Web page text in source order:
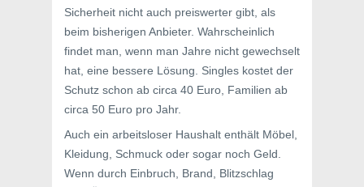
Sicherheit nicht auch preiswerter gibt, als
beim bisherigen Anbieter. Wahrscheinlich
findet man, wenn man Jahre nicht gewechselt
hat, eine bessere Lösung. Singles kostet der
Schutz schon ab circa 40 Euro, Familien ab
circa 50 Euro pro Jahr.
Auch ein arbeitsloser Haushalt enthält Möbel,
Kleidung, Schmuck oder sogar noch Geld.
Wenn durch Einbruch, Brand, Blitzschlag